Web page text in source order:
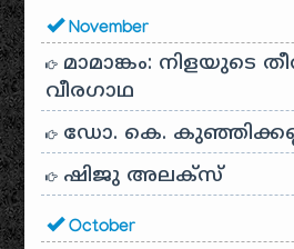
November
മാമാങ്കം: നിളയുടെ
വീരഗാഥ
ഡോ. കെ.
ഷിജു അലക്സ്
October